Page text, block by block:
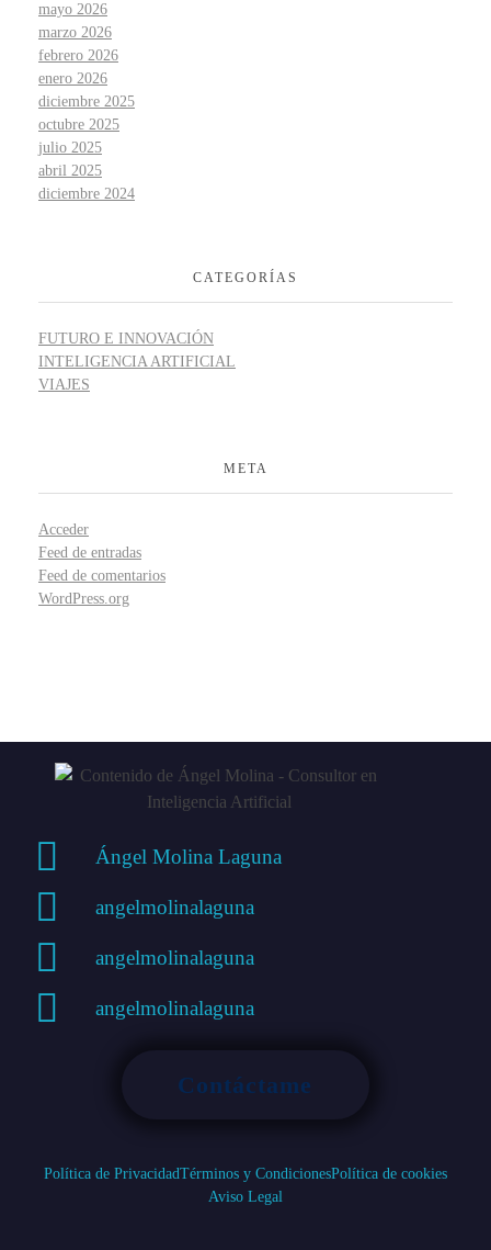
mayo 2026
marzo 2026
febrero 2026
enero 2026
diciembre 2025
octubre 2025
julio 2025
abril 2025
diciembre 2024
CATEGORÍAS
FUTURO E INNOVACIÓN
INTELIGENCIA ARTIFICIAL
VIAJES
META
Acceder
Feed de entradas
Feed de comentarios
WordPress.org
Ángel Molina Laguna
angelmolinalaguna
angelmolinalaguna
angelmolinalaguna
Contáctame
Política de PrivacidadTérminos y CondicionesPolítica de cookies
Aviso Legal